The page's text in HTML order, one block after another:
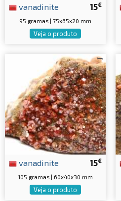
15€
vanadinite
95 gramas | 75x65x20 mm
Veja o produto
15€
vanadinite
105 gramas | 60x40x30 mm
Veja o produto